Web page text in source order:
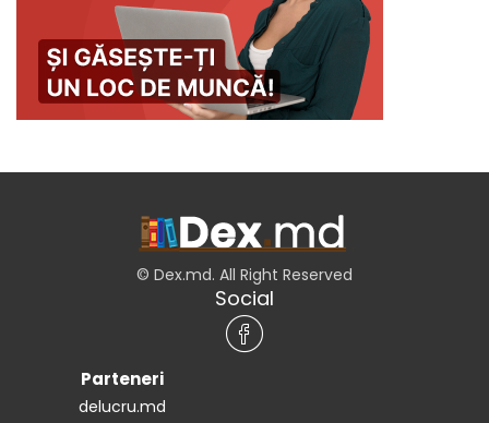
© Dex.md. All Right Reserved
Social
Parteneri
delucru.md